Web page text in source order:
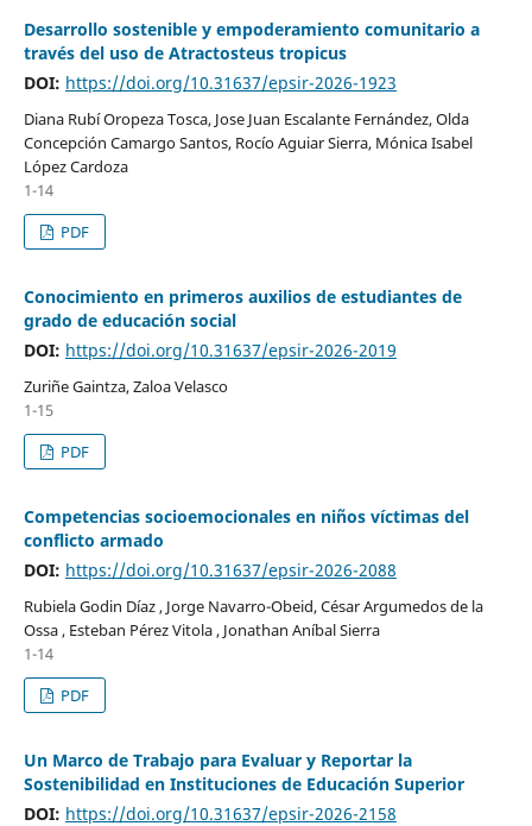
Desarrollo sostenible y empoderamiento comunitario a
través del uso de Atractosteus tropicus
DOI: https://doi.org/10.31637/epsir-2026-1923
Diana Rubí Oropeza Tosca, Jose Juan Escalante Fernández, Olda
Concepción Camargo Santos, Rocío Aguiar Sierra, Mónica Isabel
López Cardoza
1-14
PDF
Conocimiento en primeros auxilios de estudiantes de
grado de educación social
DOI: https://doi.org/10.31637/epsir-2026-2019
Zuriñe Gaintza, Zaloa Velasco
1-15
PDF
Competencias socioemocionales en niños víctimas del
conflicto armado
DOI: https://doi.org/10.31637/epsir-2026-2088
Rubiela Godin Díaz , Jorge Navarro-Obeid, César Argumedos de la
Ossa , Esteban Pérez Vitola , Jonathan Aníbal Sierra
1-14
PDF
Un Marco de Trabajo para Evaluar y Reportar la
Sostenibilidad en Instituciones de Educación Superior
DOI: https://doi.org/10.31637/epsir-2026-2158